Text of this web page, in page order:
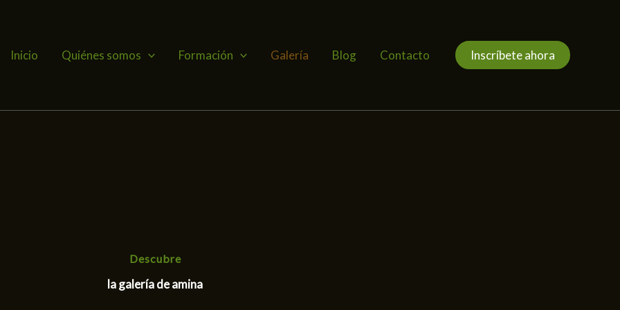
Inicio Quiénes somos Formación Galería Blog Contacto Inscríbete ahora
Descubre
la galería de amina